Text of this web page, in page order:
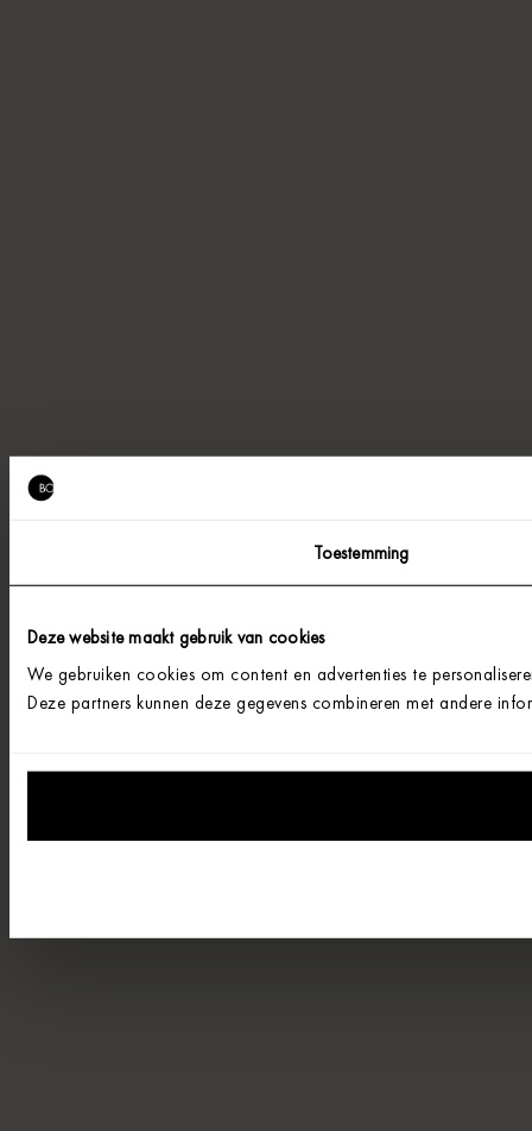
Toestemming
Deze website maakt gebruik van cookies
We gebruiken cookies om content en advertenties te
Deze partners kunnen deze gegevens combineren met andere